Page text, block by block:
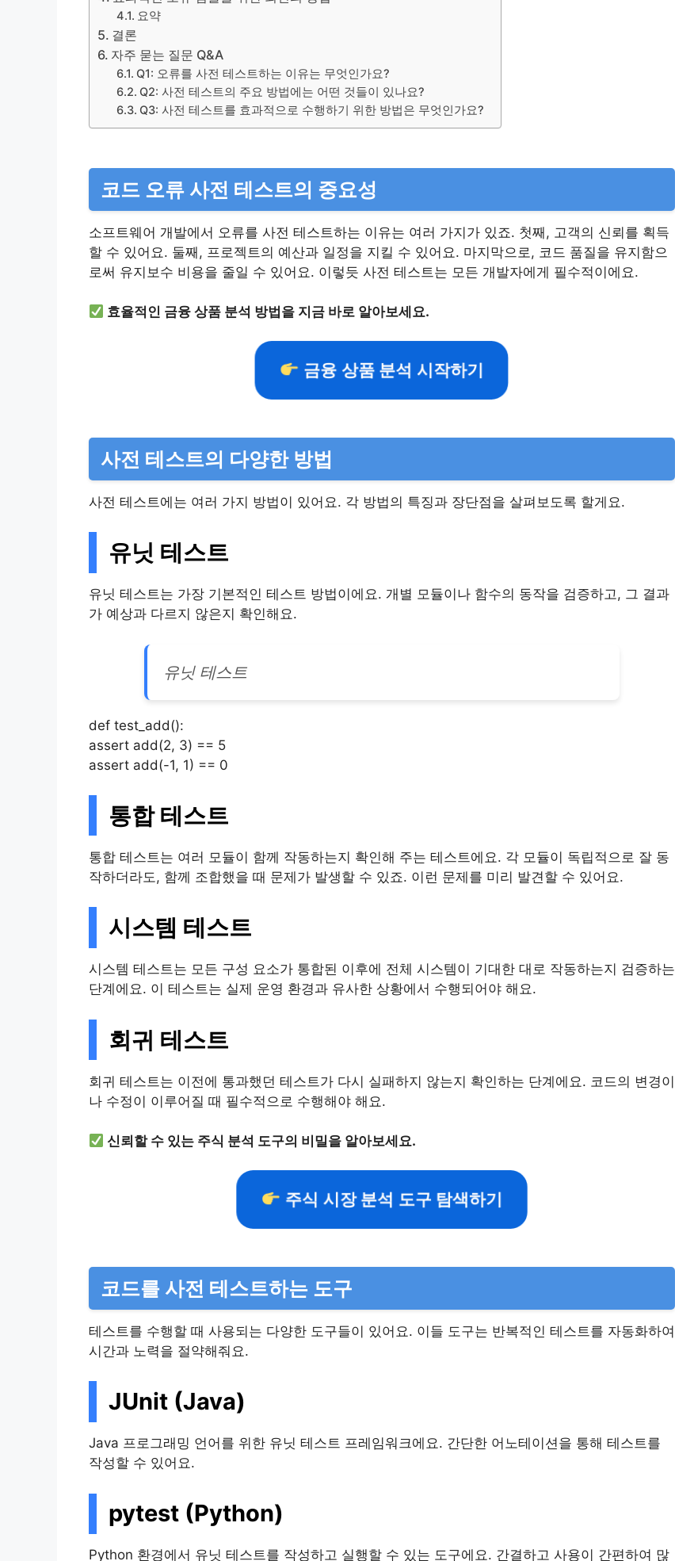
요약
결론
자주 묻는 질문 Q&A
Q1: 오류를 사전 테스트하는 이유는 무엇인가요?
Q2: 사전 테스트의 주요 방법에는 어떤 것들이 있나요?
Q3: 사전 테스트를 효과적으로 수행하기 위한 방법은 무엇인가요?
코드 오류 사전 테스트의 중요성
소프트웨어 개발에서 오류를 사전 테스트하는 이유는 여러 가지가 있죠. 첫째, 고객의 신뢰를 획득
할 수 있어요. 둘째, 프로젝트의 예산과 일정을 지킬 수 있어요. 마지막으로, 코드 품질을 유지함으
로써 유지보수 비용을 줄일 수 있어요. 이렇듯 사전 테스트는 모든 개발자에게 필수적이에요.
효율적인 금융 상품 분석 방법을 지금 바로 알아보세요.
금융 상품 분석 시작하기
사전 테스트의 다양한 방법
사전 테스트에는 여러 가지 방법이 있어요. 각 방법의 특징과 장단점을 살펴보도록 할게요.
유닛 테스트
유닛 테스트는 가장 기본적인 테스트 방법이에요. 개별 모듈이나 함수의 동작을 검증하고, 그 결과
가 예상과 다르지 않은지 확인해요.
유닛 테스트
def test_add():
assert add(2, 3) == 5
assert add(-1, 1) == 0
통합 테스트
통합 테스트는 여러 모듈이 함께 작동하는지 확인해 주는 테스트에요. 각 모듈이 독립적으로 잘 동
작하더라도, 함께 조합했을 때 문제가 발생할 수 있죠. 이런 문제를 미리 발견할 수 있어요.
시스템 테스트
시스템 테스트는 모든 구성 요소가 통합된 이후에 전체 시스템이 기대한 대로 작동하는지 검증하는
단계에요. 이 테스트는 실제 운영 환경과 유사한 상황에서 수행되어야 해요.
회귀 테스트
회귀 테스트는 이전에 통과했던 테스트가 다시 실패하지 않는지 확인하는 단계에요. 코드의 변경이
나 수정이 이루어질 때 필수적으로 수행해야 해요.
신뢰할 수 있는 주식 분석 도구의 비밀을 알아보세요.
주식 시장 분석 도구 탐색하기
코드를 사전 테스트하는 도구
테스트를 수행할 때 사용되는 다양한 도구들이 있어요. 이들 도구는 반복적인 테스트를 자동화하여
시간과 노력을 절약해줘요.
JUnit (Java)
Java 프로그래밍 언어를 위한 유닛 테스트 프레임워크에요. 간단한 어노테이션을 통해 테스트를
작성할 수 있어요.
pytest (Python)
Python 환경에서 유닛 테스트를 작성하고 실행할 수 있는 도구에요. 간결하고 사용이 간편하여 많